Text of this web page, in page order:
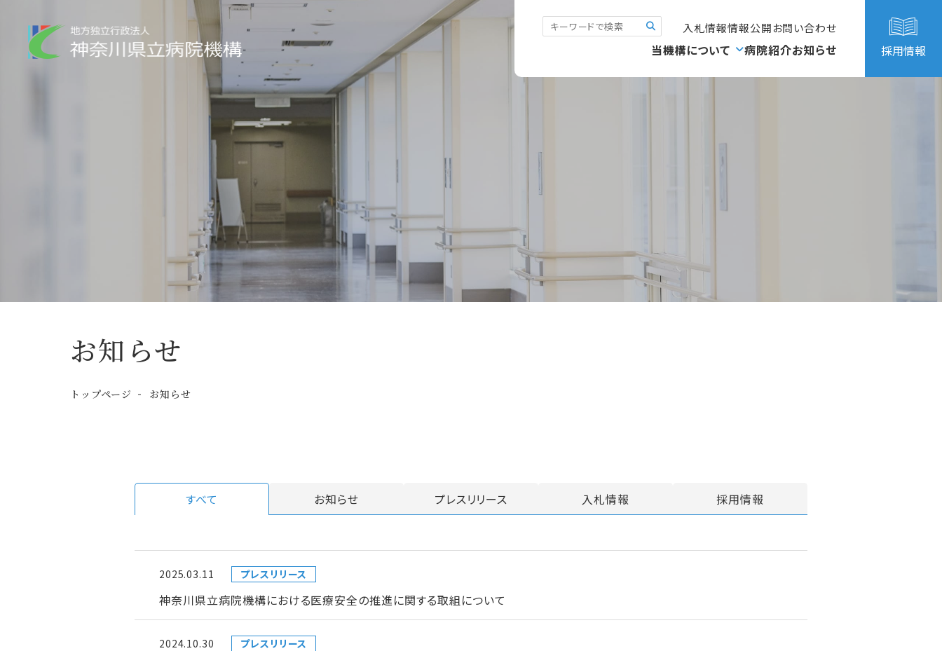
入札情報情報公開お問い合わせ
当機構について 病院紹介お知らせ 採用情報
お知らせ
トップページ お知らせ
すべて お知らせ プレスリリース 入札情報 採用情報
2025.03.11 プレスリリース
神奈川県立病院機構における医療安全の推進に関する取組について
2024.10.30 プレスリリース